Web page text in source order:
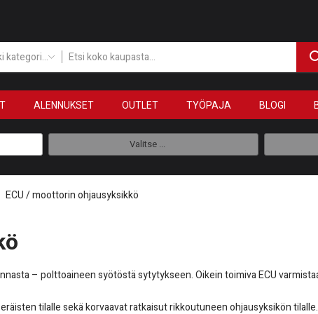
Kaikki kategoriat
ALENNUKSET OUTLET TYÖPAJA BLOGI
Valitse ...
ECU / moottorin ohjausyksikkö
– polttoaineen syötöstä sytytykseen. Oikein toimiva ECU
tilalle sekä korvaavat ratkaisut rikkoutuneen ohjausyksikön